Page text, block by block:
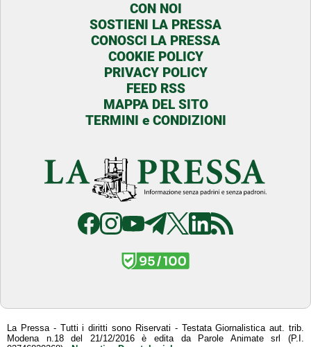
CON NOI
SOSTIENI LA PRESSA
CONOSCI LA PRESSA
COOKIE POLICY
PRIVACY POLICY
FEED RSS
MAPPA DEL SITO
TERMINI e CONDIZIONI
La Pressa - Tutti i diritti sono Riservati - Testata Giornalistica aut. trib.
Modena n.18 del 21/12/2016 è edita da Parole Animate srl (P.I.